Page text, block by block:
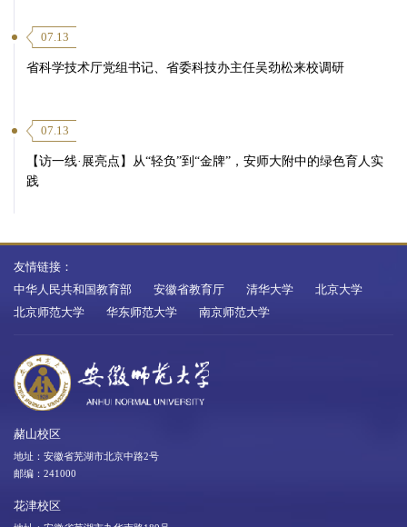
07.13
省科学技术厅党组书记、省委科技办主任吴劲松来校调研
07.13
【访一线·展亮点】从“轻负”到“金牌”，安师大附中的绿色育人实
践
友情链接：
中华人民共和国教育部
安徽省教育厅 清华大学
北京大学
北京师范大学
华东师范大学 南京师范大学
赭山校区
地址：安徽省芜湖市北京中路2号
邮编：241000
花津校区